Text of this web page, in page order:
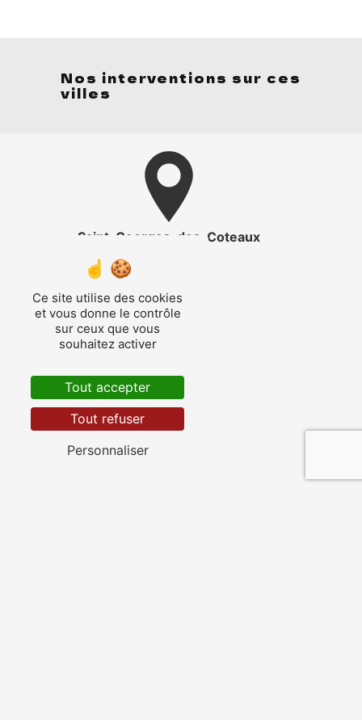
Nos interventions sur ces
villes
Saint-Georges-des-Coteaux
Ce site utilise des cookies
et vous donne le contrôle
sur ceux que vous
souhaitez activer
Tout accepter
Tout refuser
Personnaliser